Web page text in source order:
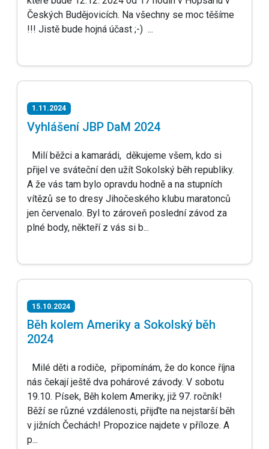
Českých Budějovicích. Na všechny se moc těšíme
!!! Jistě bude hojná účast ;-) ...
1.11.2024
Vyhlášení JBP DaM 2024
Milí běžci a kamarádi, děkujeme všem, kdo si
přijel ve sváteční den užít Sokolský běh republiky.
A že vás tam bylo opravdu hodně a na stupních
vítězů se to dresy Jihočeského klubu maratonců
jen červenalo. Byl to zároveň poslední závod za
plné body, někteří z vás si b...
15.10.2024
Běh kolem Ameriky a Sokolský běh
2024
Milé děti a rodiče, připomínám, že do konce října
nás čekají ještě dva pohárové závody. V sobotu
19.10. Písek, Běh kolem Ameriky, již 97. ročník!
Běží se různé vzdálenosti, přijďte na nejstarší běh
v jižních Čechách! Propozice najdete v příloze. A
p...